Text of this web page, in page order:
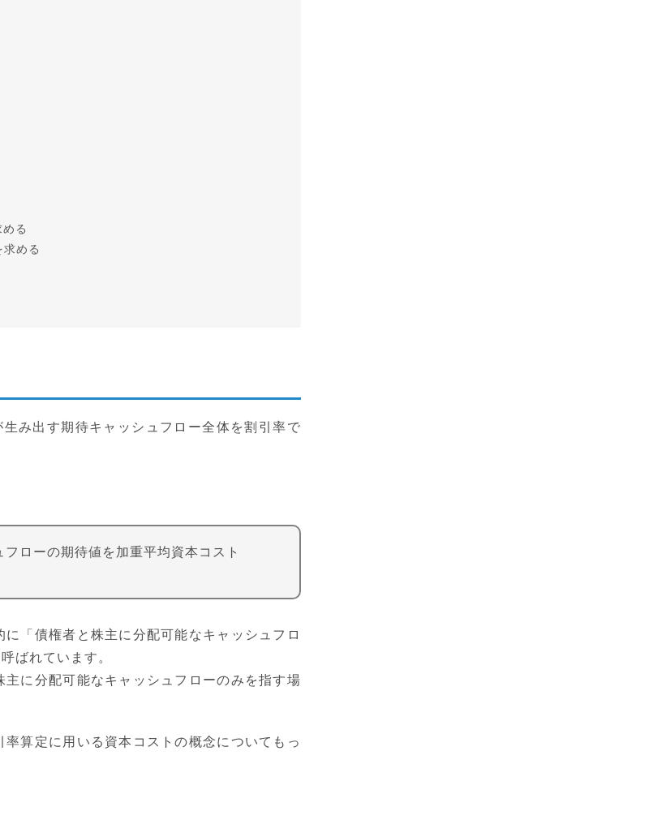
る
める
み出す期待キャッシュフロー全体を割引率で
ローの期待値を加重平均資本コスト
「債権者と株主に分配可能なキャッシュフロ
ばれています。
に分配可能なキャッシュフローのみを指す場
算定に用いる資本コストの概念についてもっ